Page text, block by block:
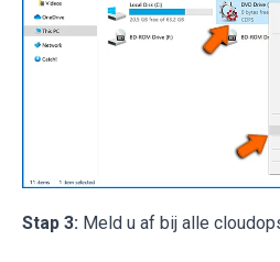
Stap 3: Meld u af bij alle